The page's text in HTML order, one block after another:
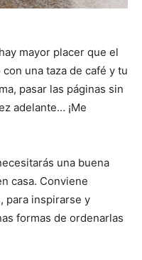
mayor placer que el
una taza de café y tu
pasar las páginas sin
adelante… ¡Me
una buena
casa. Conviene
para inspirarse y
formas de ordenarlas